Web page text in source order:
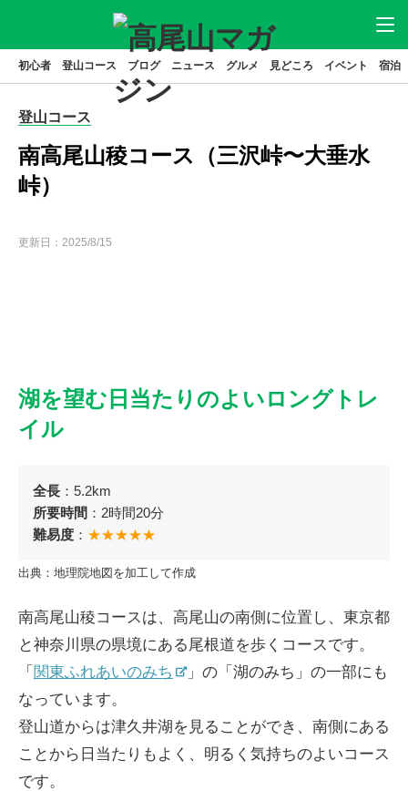
ニュース アクセス 駐車場
登山コース
特集
インタビュー
ENGLISH
初心者 登山コース ブログ ニュース グルメ 見どころ イベント 宿泊
登山コース
南高尾山稜コース（三沢峠〜大垂水
峠）
更新日： 2025/8/15
湖を望む日当たりのよいロングトレ
イル
全長 ：5.2km
所要時間 ：2時間20分
難易度 ： ★★★★★
出典：地理院地図を加工して作成
南高尾山稜コースは、高尾山の南側に位置し、東京都
と神奈川県の県境にある尾根道を歩くコースです。
「 関東ふれあいのみち
」の「湖のみち」の一部にも
なっています。
登山道からは津久井湖を見ることができ、南側にある
ことから日当たりもよく、明るく気持ちのよいコース
です。